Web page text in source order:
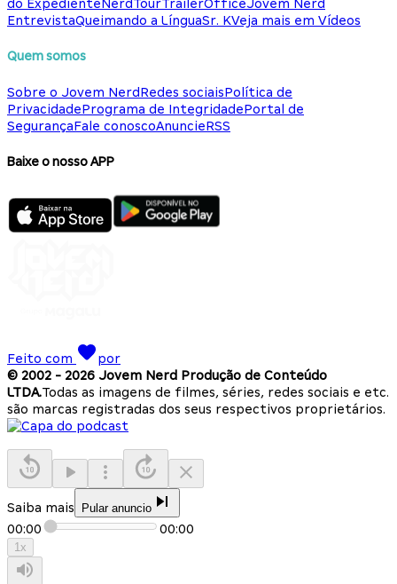
do ExpedienteNerdTourTrailerOfficeJovem Nerd
EntrevistaQueimando a LínguaSr. KVeja mais em Vídeos
Quem somos
Sobre o Jovem NerdRedes sociaisPolítica de
PrivacidadePrograma de IntegridadePortal de
SegurançaFale conoscoAnuncieRSS
Baixe o nosso APP
Feito com
por
© 2002 - 2026 Jovem Nerd Produção de Conteúdo
LTDA.Todas as imagens de filmes, séries, redes sociais e etc.
são marcas registradas dos seus respectivos proprietários.
Saiba mais Pular anuncio
00:00 00:00
1x